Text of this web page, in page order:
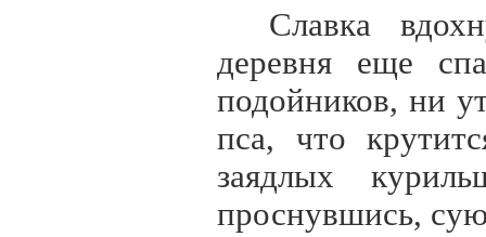
Славка
деревня еще
подойников, ни
пса, что
заядлых
проснувшись,